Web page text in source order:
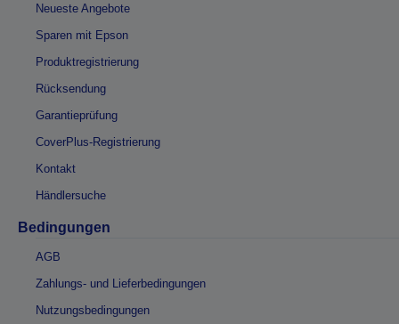
Neueste Angebote
Sparen mit Epson
Produktregistrierung
Rücksendung
Garantieprüfung
CoverPlus-Registrierung
Kontakt
Händlersuche
Bedingungen
AGB
Zahlungs- und Lieferbedingungen
Nutzungsbedingungen